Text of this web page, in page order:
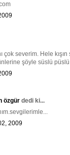
çok severim. Hele
şöyle süslü
özgür dedi ki...
2009